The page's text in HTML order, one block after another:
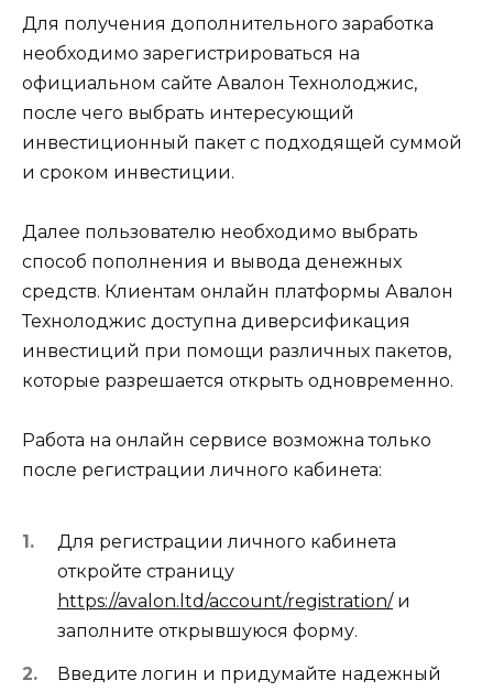
Для получения дополнительного заработка
необходимо зарегистрироваться на
официальном сайте Авалон Технолоджис,
после чего выбрать интересующий
инвестиционный пакет с подходящей суммой
и сроком инвестиции.
Далее пользователю необходимо выбрать
способ пополнения и вывода денежных
средств. Клиентам онлайн платформы Авалон
Технолоджис доступна диверсификация
инвестиций при помощи различных пакетов,
которые разрешается открыть одновременно.
Работа на онлайн сервисе возможна только
после регистрации личного кабинета:
Для регистрации личного кабинета
откройте страницу
https://avalon.ltd/account/registration/и
заполните открывшуюся форму.
Введите логин и придумайте надежный